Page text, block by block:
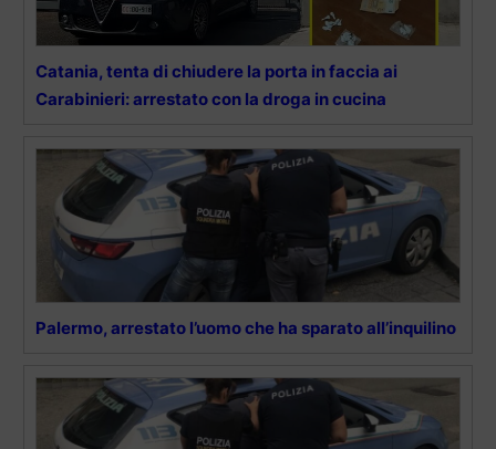
Catania, tenta di chiudere la porta in faccia ai
Carabinieri: arrestato con la droga in cucina
Palermo, arrestato l’uomo che ha sparato all’inquilino